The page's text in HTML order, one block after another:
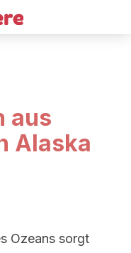
aus
Alaska
Ozeans sorgt